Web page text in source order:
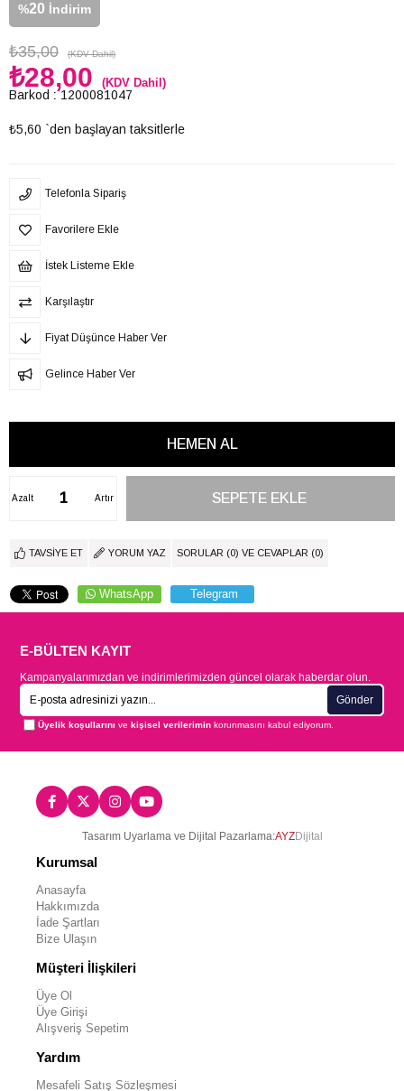
%20 İndirim
₺35,00 (KDV Dahil)
₺28,00 (KDV Dahil)
Barkod : 1200081047
₺5,60 `den başlayan taksitlerle
Telefonla Sipariş
Favorilere Ekle
İstek Listeme Ekle
Karşılaştır
Fiyat Düşünce Haber Ver
Gelince Haber Ver
Artır
Azalt
TAVSIYE ET YORUM YAZ SORULAR (0) VE CEVAPLAR (0)
WhatsApp Telegram
E-BÜLTEN KAYIT
Kampanyalarımızdan ve indirimlerimizden güncel olarak haberdar olun.
Gönder
Üyelik koşullarını vekişisel verilerimin korunmasını kabul ediyorum.
Tasarım Uyarlama ve Dijital Pazarlama:AYZDijital
Kurumsal
Anasayfa
Hakkımızda
İade Şartları
Bize Ulaşın
Müşteri İlişkileri
Üye Ol
Üye Girişi
Alışveriş Sepetim
Yardım
Mesafeli Satış Sözleşmesi